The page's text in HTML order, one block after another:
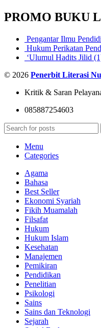
PROMO BUKU
Pengantar Ilmu
Hukum Perikatan
‘Ulumul Hadits Jilid
© 2026 Penerbit Literasi
Kritik & Saran
085887254603
Menu
Categories
Agama
Bahasa
Best Seller
Ekonomi Syariah
Fikih Muamalah
Filsafat
Hukum
Hukum Islam
Kesehatan
Manajemen
Pemikiran
Pendidikan
Penelitian
Psikologi
Sains
Sains dan Teknologi
Sejarah